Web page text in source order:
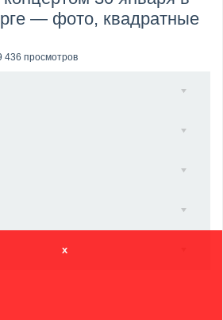
2027 объявил новую волну участ...
— фото, квадратные
436 просмотров
x